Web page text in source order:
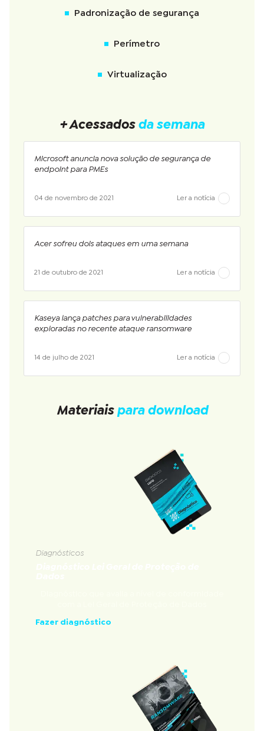
Padronização de segurança
Perímetro
Virtualização
+ Acessados da semana
Microsoft anuncia nova solução de segurança de
endpoint para PMEs
04 de novembro de 2021 Ler a notícia
Acer sofreu dois ataques em uma semana
21 de outubro de 2021 Ler a notícia
Kaseya lança patches para vulnerabilidades
exploradas no recente ataque ransomware
14 de julho de 2021 Ler a notícia
Materiais para download
Diagnósticos
Fazer diagnóstico